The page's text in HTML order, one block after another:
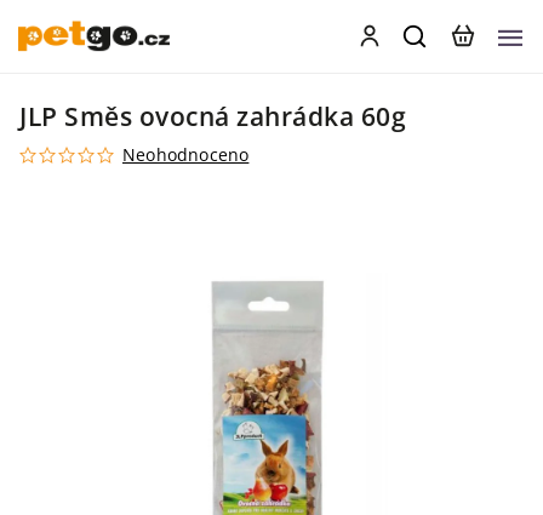
JLP Směs ovocná zahrádka 60g
Neohodnoceno